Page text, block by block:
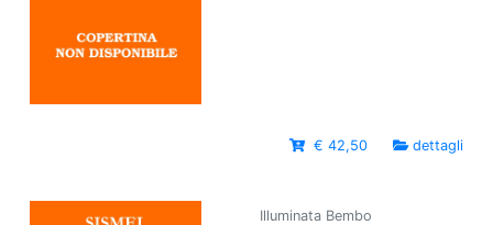
€ 42,50 dettagli
Illuminata Bembo